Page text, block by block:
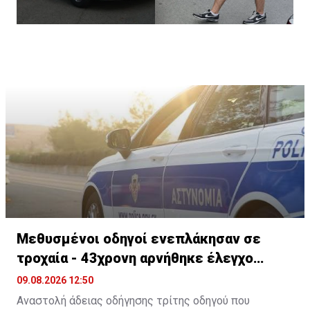
Μεθυσμένοι οδηγοί ενεπλάκησαν σε
τροχαία - 43χρονη αρνήθηκε έλεγχο
αλκοτέστ
09.08.2026 12:50
Αναστολή άδειας οδήγησης τρίτης οδηγού που